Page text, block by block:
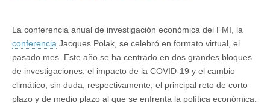
La conferencia anual de investigación económica del FMI, la
conferencia Jacques Polak, se celebró en formato virtual, el
pasado mes. Este año se ha centrado en dos grandes bloques
de investigaciones: el impacto de la COVID-19 y el cambio
climático, sin duda, respectivamente, el principal reto de corto
plazo y de medio plazo al que se enfrenta la política económica.